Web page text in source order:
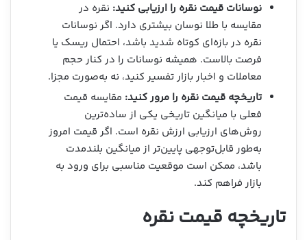
نوسانات قیمت نقره را ارزیابی کنید: نقره در
مقایسه با طلا نوسان بیشتری دارد. اگر نوسانات
نقره در بازه‌ای کوتاه شدید باشد، احتمال ریسک یا
فرصت بالاست. همیشه نوسانات را در کنار حجم
معاملات و اخبار بازار تفسیر کنید، نه به‌صورت مجزا.
تاریخچه قیمت نقره را مرور کنید: مقایسه قیمت
فعلی با میانگین تاریخی یکی از ساده‌ترین
روش‌های ارزیابی ارزش نقره است. اگر قیمت امروز
به‌طور قابل‌توجهی پایین‌تر از میانگین بلندمدت
باشد، ممکن است موقعیت مناسبی برای ورود به
بازار فراهم کند.
تاریخچه قیمت نقره